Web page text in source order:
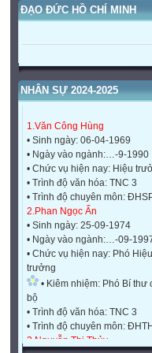
ĐẠO ĐỨC HỒ CHÍ MINH
NHÂN SỰ 2024-2025
• Sinh ngày: 06-04-1969
• Ngày vào ngành:…-9-1990
• Chức vụ hiện nay: Hiệu
• Trình độ văn hóa: TNC 3
• Trình độ chuyên môn: ĐHSP
2.Phan Ngọc Ẩn
• Sinh ngày: 25-09-1974
• Ngày vào ngành:…-09-1997
• Chức vụ hiện nay: Phó Hiệu
trưởng
• Kiêm nhiệm: Phó Bí thư
bộ
• Trình độ văn hóa: TNC 3
• Trình độ chuyên môn: ĐHTH
3.Nguyễn Thị Thủy
• Sinh ngày: 11-10-1974
• Ngày vào ngành:…-02-